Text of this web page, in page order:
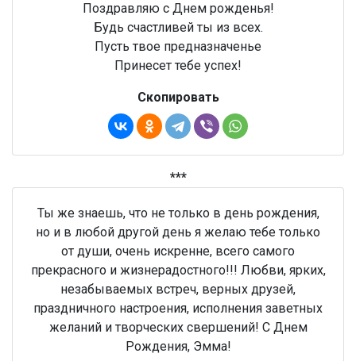
Поздравляю с Днем рожденья!
Будь счастливей ты из всех.
Пусть твое предназначенье
Принесет тебе успех!
Скопировать
***
Ты же знаешь, что не только в день рождения,
но и в любой другой день я желаю тебе только
от души, очень искренне, всего самого
прекрасного и жизнерадостного!!! Любви, ярких,
незабываемых встреч, верных друзей,
праздничного настроения, исполнения заветных
желаний и творческих свершений! С Днем
Рождения, Эмма!